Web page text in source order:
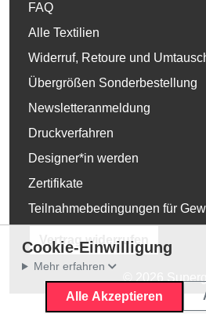
FAQ
Alle Textilien
Widerruf, Retoure und
Übergrößen Sonderbestellung
Newsletteranmeldung
Druckverfahren
Designer*in werden
Zertifikate
Teilnahmebedingungen für
Vertrag widerrufen
Cookie-Einwilligung
Mehr erfahren
Alle Akzeptieren